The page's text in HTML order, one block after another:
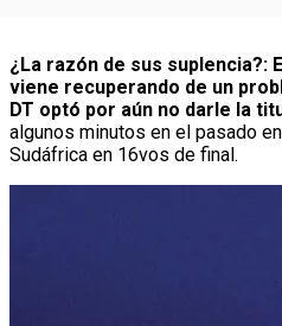
¿La razón de sus suplencia?:
viene recuperando de un
DT optó por aún no darle la
algunos minutos en el pasado
Sudáfrica en 16vos de final.